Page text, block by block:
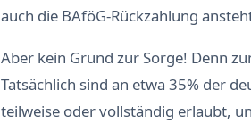
auch die BAföG-Rückzahlung
Aber kein Grund zur Sorge! Denn
Tatsächlich sind an etwa 35% der
teilweise oder vollständig erlaubt,